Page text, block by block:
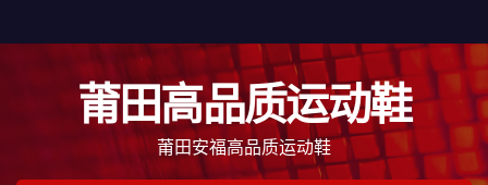
至
莆田高品质运动鞋
莆田安福高品质运动鞋